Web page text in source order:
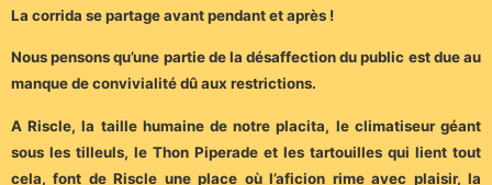
La corrida se partage avant pendant et après !
Nous pensons qu’une partie de la désaffection du public est due au
manque de convivialité dû aux restrictions.
A Riscle, la taille humaine de notre placita, le climatiseur géant
sous les tilleuls, le Thon Piperade et les tartouilles qui lient tout
cela, font de Riscle une place où l’aficion rime avec plaisir, la